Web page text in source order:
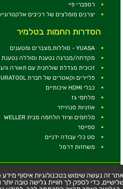
רספברי פיי
יצרנים מומלצים של רכיבים
הסדרות החמות בטלמיר
YUASA - סוללות,מצברים ומטענים
מקדחה/מברגה נטענת וסוללה נטענת 12V
זכוכית מגדלת שולחנית עם תאורה
פליירים וקאטרים של חברת DURATOOL
כבלי HDMI איכותיים
מלחמי גז
אוזניות סנהייזר
מלחמים וציוד הלחמה מבית WELLER
ספייסר
סט כלי עבודה ידניים
משחזות דרמל
© כל הזכויות שמורות - טלמיר
כתובת: דרך העצמאות 63,
זה נעשה שימוש בטכנולוגיות איסוף מידע
כדי לספק לך חוויית גלישה טובה